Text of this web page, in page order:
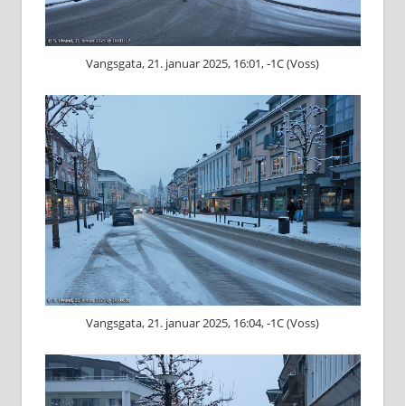
Vangsgata, 21. januar 2025, 16:01, -1C (Voss)
Vangsgata, 21. januar 2025, 16:04, -1C (Voss)